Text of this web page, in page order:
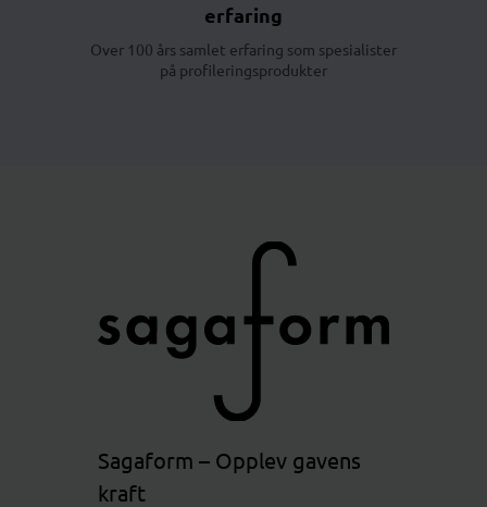
erfaring
Over 100 års samlet erfaring som spesialister
på profileringsprodukter
Sagaform – Opplev gavens
kraft